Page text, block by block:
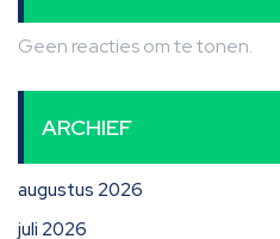
Geen reacties om te tonen.
ARCHIEF
augustus 2026
juli 2026